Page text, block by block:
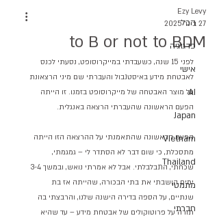
הכל
פדגוגיה
אישי
AI
Japan
VIetnam
Thailand
מתמטי
חברתי
to B or not to BDM
Ezy Levy
27 בינו׳ 2025
לפני 15 שנה, כשעבדתי במייקרוסופט, נסעתי לכנס
לאבטחת מידע באיסטנבול והעברתי שם מיני הרצאונת
על מוצר האבטחה של מייקרוסופט בזמנו. זו הייתה
הפעם הראשונה שהעברתי הרצאה באנגלית.
הפעם הראשונה שהתאמנתי על ההרצאה הזו הייתה
מתסכלת, כי שום דבר לא הסתדר לי – גמגמתי,
ימים הושבתי את בתי הבכורה, שהייתה אז בת
שנתיים, על הספה בדירה הישנה שלנו, והרבצתי בה
תורה על פרוטוקולים של אבטחת מידע – עד שהיא